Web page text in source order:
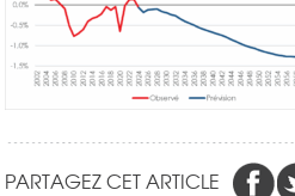
PARTAGEZ CET ARTICLE